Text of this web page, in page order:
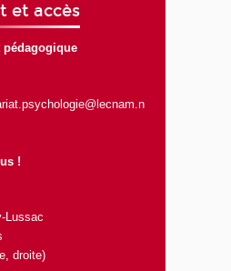
et accès
pédagogique
!
Lussac
droite)